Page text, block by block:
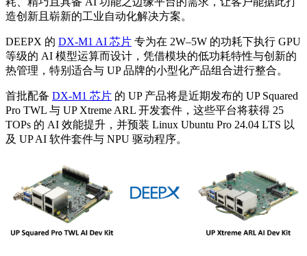
造创新且崭新的工业自动化解决方案。
DEEPX 的 DX-M1 AI 芯片 专为在 2W–5W 的功耗下执行 GPU
等级的 AI 模型运算而设计，凭借模块的低功耗特性与创新的
热管理，特别适合与 UP 品牌的小型化产品组合进行整合。
首批配备 DX-M1 芯片 的 UP 产品将是近期发布的 UP Squared
Pro TWL 与 UP Xtreme ARL 开发套件，这些平台将获得 25
TOPs 的 AI 效能提升，并预装 Linux Ubuntu Pro 24.04 LTS 以
及 UP AI 软件套件与 NPU 驱动程序。